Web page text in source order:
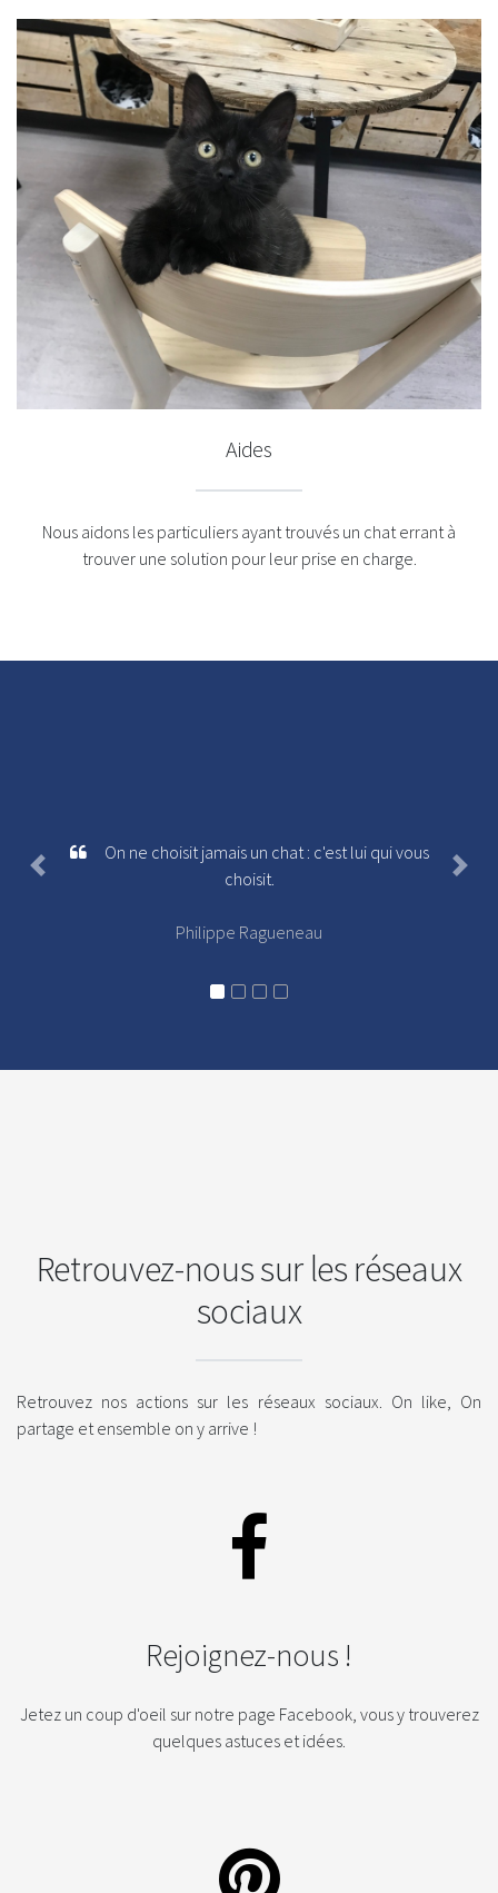
Aides
Nous aidons les particuliers ayant trouvés un chat errant à
trouver une solution pour leur prise en charge.
On ne choisit jamais un chat : c'est lui qui vous
choisit.
Philippe Ragueneau
Previous Next
Retrouvez-nous sur les réseaux
sociaux
Retrouvez nos actions sur les réseaux sociaux. On like, On
partage et ensemble on y arrive !
Rejoignez-nous !
Jetez un coup d'oeil sur notre page Facebook, vous y trouverez
quelques astuces et idées.